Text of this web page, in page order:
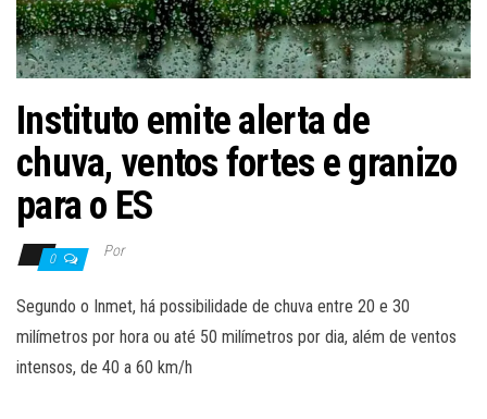
Instituto emite alerta de
chuva, ventos fortes e granizo
para o ES
0 Por
Segundo o Inmet, há possibilidade de chuva entre 20 e 30
milímetros por hora ou até 50 milímetros por dia, além de ventos
intensos, de 40 a 60 km/h